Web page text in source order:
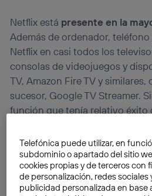
Netflix está presente en la
Además de ordenador,
Netflix en casi todos los
consolas de videojuegos y
TV, Amazon Fire TV y
sucesor, Google TV Streamer.
función que tenía relativo
Ese contenidose enviaba a un
con AirPlay o Google Casto a
Android TV instalado o similar.
Telefónica puede utilizar, en
subdominio o apartado del sitio
cookies propias y de terceros con
de personalización, redes
publicidad personalizada en base